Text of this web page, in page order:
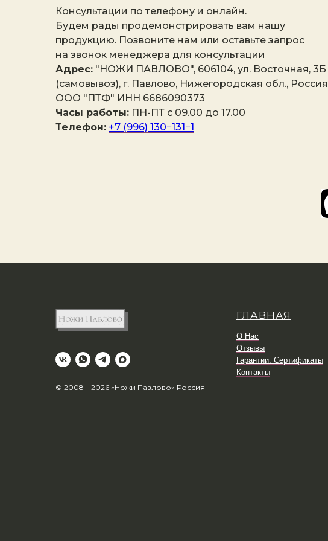
Консультации по телефону и онлайн.
Будем рады продемонстрировать вам нашу
продукцию. Позвоните нам или оставьте запрос
на звонок менеджера для консультации
Адрес: "НОЖИ ПАВЛОВО", 606104, ул. Восточная, 3Б
(самовывоз), г. Павлово, Нижегородская обл., Россия
ООО "ПТФ" ИНН 6686090373
Часы работы: ПН-ПТ с 09.00 до 17.00
Телефон: +7 (996) 130−131−1
© 2008—2026 «Ножи Павлово» Россия
ГЛАВНАЯ
О Нас
Отзывы
Гарантии. Сертификаты
Контакты